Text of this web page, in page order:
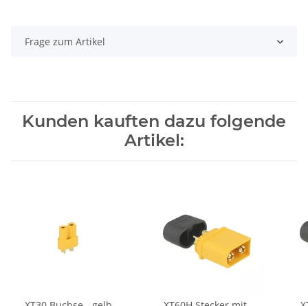
Frage zum Artikel
Kunden kauften dazu folgende
Artikel: